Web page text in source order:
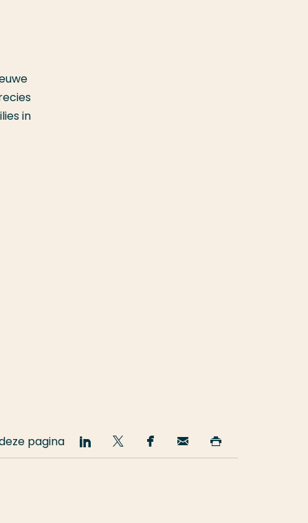
in
pagina
Deel
op
Deel
op
Deel
op
Email
deze deze